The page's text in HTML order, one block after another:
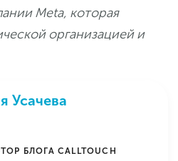
Meta, которая
организацией и
Усачева
БЛОГА CALLTOUCH